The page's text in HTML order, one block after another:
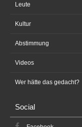
Leute
Kultur
Abstimmung
Videos
Wer hätte das gedacht?
Social